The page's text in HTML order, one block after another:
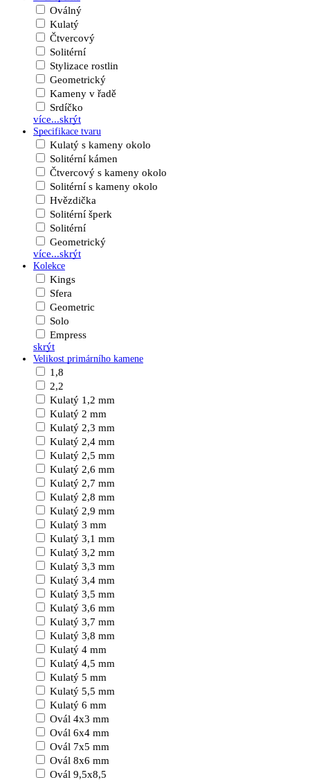
Oválný
Kulatý
Čtvercový
Solitérní
Stylizace rostlin
Geometrický
Kameny v řadě
Srdíčko
více...skrýt
Specifikace tvaru
Kulatý s kameny okolo
Solitérní kámen
Čtvercový s kameny okolo
Solitérní s kameny okolo
Hvězdička
Solitérní šperk
Solitérní
Geometrický
více...skrýt
Kolekce
Kings
Sfera
Geometric
Solo
Empress
skrýt
Velikost primárního kamene
1,8
2,2
Kulatý 1,2 mm
Kulatý 2 mm
Kulatý 2,3 mm
Kulatý 2,4 mm
Kulatý 2,5 mm
Kulatý 2,6 mm
Kulatý 2,7 mm
Kulatý 2,8 mm
Kulatý 2,9 mm
Kulatý 3 mm
Kulatý 3,1 mm
Kulatý 3,2 mm
Kulatý 3,3 mm
Kulatý 3,4 mm
Kulatý 3,5 mm
Kulatý 3,6 mm
Kulatý 3,7 mm
Kulatý 3,8 mm
Kulatý 4 mm
Kulatý 4,5 mm
Kulatý 5 mm
Kulatý 5,5 mm
Kulatý 6 mm
Ovál 4x3 mm
Ovál 6x4 mm
Ovál 7x5 mm
Ovál 8x6 mm
Ovál 9,5x8,5